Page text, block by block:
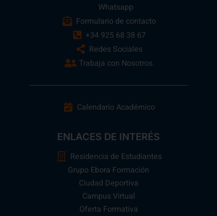
Whatsapp
Formulario de contacto
+34 925 68 38 67
Redes Sociales
Trabaja con Nosotros
Calendario Académico
ENLACES DE INTERÉS
Residencia de Estudiantes
Grupo Ebora Formación
Ciudad Deportiva
Campus Virtual
Oferta Formativa